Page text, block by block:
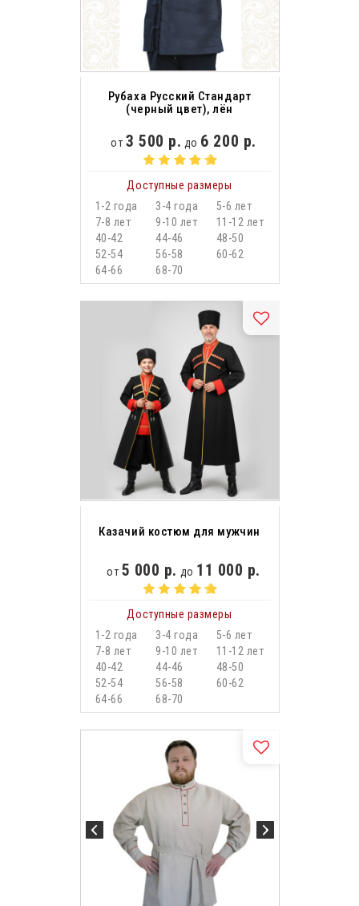
Рубаха Русский Стандарт
(черный цвет), лён
от 3 500 р. до 6 200 р.
Доступные размеры
1-2 года
3-4 года
5-6 лет
7-8 лет
9-10 лет
11-12 лет
40-42
44-46
48-50
52-54
56-58
60-62
64-66
68-70
Казачий костюм для мужчин
от 5 000 р. до 11 000 р.
Доступные размеры
1-2 года
3-4 года
5-6 лет
7-8 лет
9-10 лет
11-12 лет
40-42
44-46
48-50
52-54
56-58
60-62
64-66
68-70